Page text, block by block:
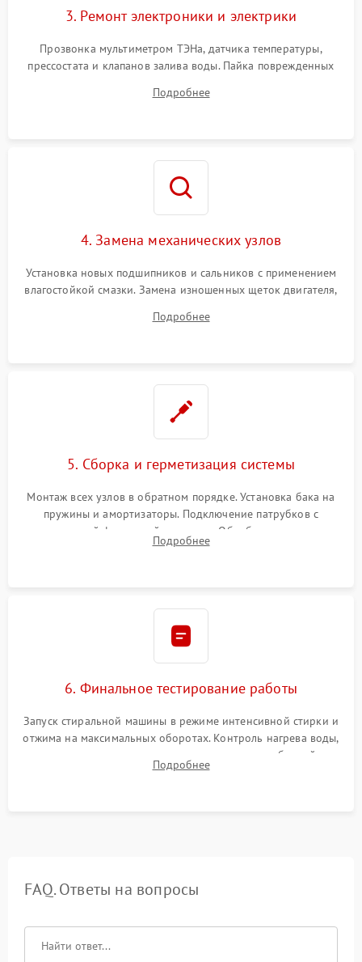
3. Ремонт электроники и электрики
Прозвонка мультиметром ТЭНа, датчика температуры,
прессостата и клапанов залива воды. Пайка поврежденных
Восстановление целостности проводки и контактов.
Подробнее
4. Замена механических узлов
Установка новых подшипников и сальников с применением
влагостойкой смазки. Замена изношенных щеток двигателя,
или поврежденной резиновой манжеты.
Подробнее
5. Сборка и герметизация системы
Монтаж всех узлов в обратном порядке. Установка бака на
пружины и амортизаторы. Подключение патрубков с
надежной фиксацией хомутами. Обработка стыков
герметиком для предотвращения возможных протечек воды.
Подробнее
6. Финальное тестирование работы
Запуск стиральной машины в режиме интенсивной стирки и
отжима на максимальных оборотах. Контроль нагрева воды,
корректности слива, отсутствия излишних вибраций,
посторонних стуков и протечек под корпусом.
Подробнее
FAQ. Ответы на вопросы